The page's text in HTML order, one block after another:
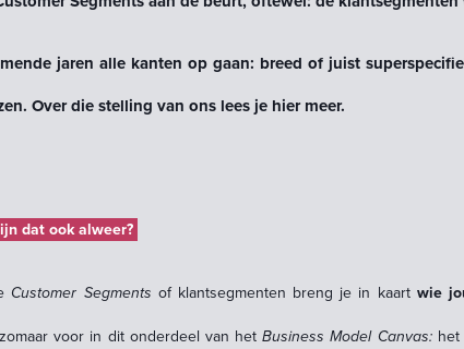
jaren alle kanten op gaan: breed of juist
Overdie stelling van ons lees je hier meer.
dat ook alweer?
Customer Segments of klantsegmenten breng je in kaart wie
voor in dit onderdeel van hetBusiness Model Canvas:het